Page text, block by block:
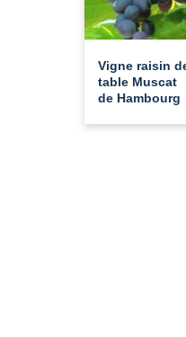
Vigne raisin
table Muscat
de Hambourg